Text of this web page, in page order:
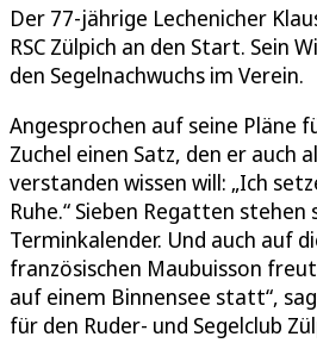
Der 77-jährige Lechenicher
RSC Zülpich an den Start. Sein
den Segelnachwuchs im Verein.
Angesprochen auf seine Pläne
Zuchel einen Satz, den er auch
verstanden wissen will: „Ich
Ruhe.“ Sieben Regatten stehen
Terminkalender. Und auch auf
französischen Maubuisson
auf einem Binnensee statt“,
für den Ruder- und Segelclub